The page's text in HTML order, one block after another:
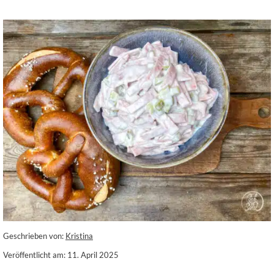
Geschrieben von: Kristina
Veröffentlicht am: 11. April 2025